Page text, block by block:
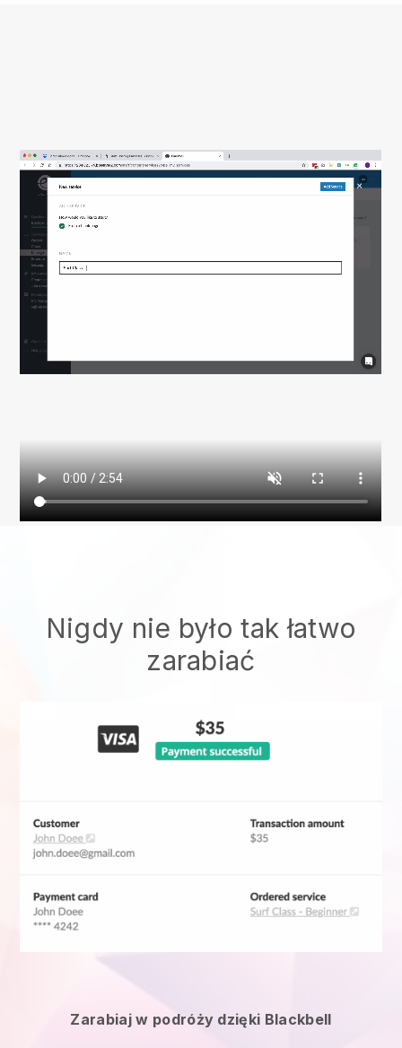
Nigdy nie było tak łatwo
zarabiać
Zarabiaj w podróży dzięki Blackbell